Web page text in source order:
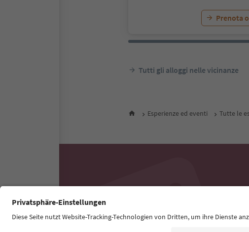
Prenota
Tutti gli alloggi nelle vicinanze
Esperienze ed eventi Tutte le